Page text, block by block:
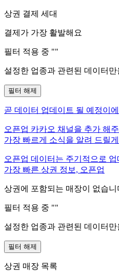
상권 결제 세대
결제가 가장 활발해요
필터 적용 중 ""
설정한 업종과 관련된 데이터
필터 해제
곧 데이터 업데이트 될 예정이
오픈업 카카오 채널을 추가 해
가장 빠르게 소식을 알려 드릴
오픈업 데이터는 주기적으로
가장 빠른 상권 정보, 오픈업
상권에 포함되는 매장이 없습니
필터 적용 중 ""
설정한 업종과 관련된 데이터
필터 해제
상권 매장 목록